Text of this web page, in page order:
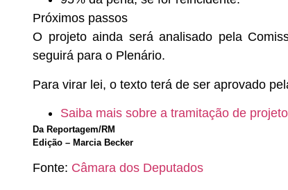
Próximos passos
O projeto ainda será analisado pela
seguirá para o Plenário.
Para virar lei, o texto terá de ser aprovado
Saiba mais sobre a tramitação de
Da Reportagem/RM
Edição – Marcia Becker
Fonte: Câmara dos Deputados